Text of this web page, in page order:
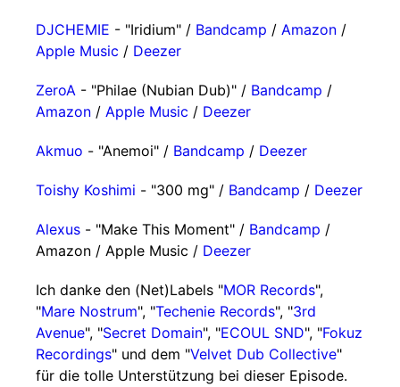
DJCHEMIE - "Iridium" / Bandcamp / Amazon /
Apple Music / Deezer
ZeroA - "Philae (Nubian Dub)" / Bandcamp /
Amazon / Apple Music / Deezer
Akmuo - "Anemoi" / Bandcamp / Deezer
Toishy Koshimi - "300 mg" / Bandcamp / Deezer
Alexus - "Make This Moment" / Bandcamp /
Amazon / Apple Music / Deezer
Ich danke den (Net)Labels "MOR Records",
"Mare Nostrum", "Techenie Records", "3rd
Avenue", "Secret Domain", "ECOUL SND", "Fokuz
Recordings" und dem "Velvet Dub Collective"
für die tolle Unterstützung bei dieser Episode.